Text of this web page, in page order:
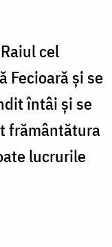
cel
Fecioară şi se
întâi şi se
frământătura
lucrurile